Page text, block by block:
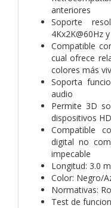
anteriores
Soporte
4Kx2K@60Hz
Compatible
cual ofrece
colores más
Soporta
audio
Permite 3D
dispositivos
Compatible
digital no
impecable
Longitud: 3.0
Color: Negro/
Normativas:
Test de